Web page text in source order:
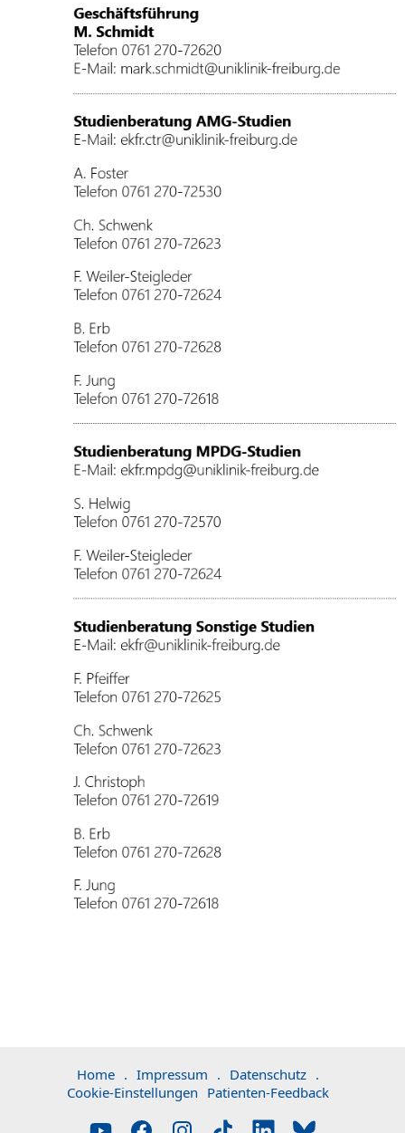
Home . Impressum . Datenschutz .
Cookie-Einstellungen Patienten-Feedback